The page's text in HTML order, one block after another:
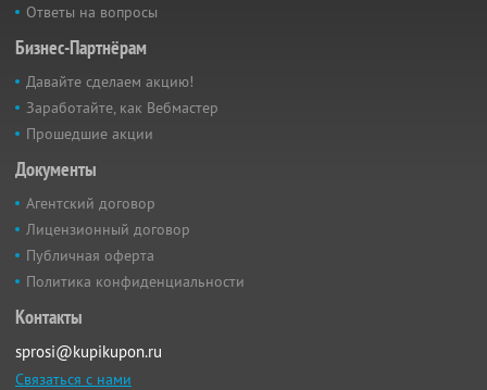
Ответы на вопросы
Бизнес-Партнёрам
Давайте сделаем акцию!
Заработайте, как Вебмастер
Прошедшие акции
Документы
Агентский договор
Лицензионный договор
Публичная оферта
Политика конфиденциальности
Контакты
sprosi@kupikupon.ru
Связаться с нами